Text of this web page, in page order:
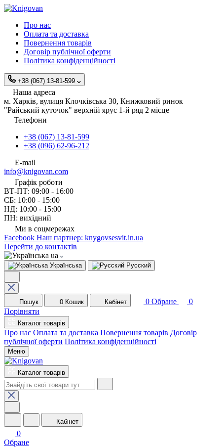
Про нас
Оплата та доставка
Повернення товарів
Договір публічної оферти
Політика конфіденційності
+38 (067) 13-81-599
Наша адреса
м. Харків, вулиця Клочківська 30, Книжковий ринок
"Райський куточок" верхній ярус 1-й ряд 2 місце
Телефони
+38 (067) 13-81-599
+38 (096) 62-96-212
E-mail
info@knigovan.com
Графік роботи
ВТ-ПТ: 09:00 - 16:00
СБ: 10:00 - 15:00
НД: 10:00 - 15:00
ПН: вихідний
Ми в соцмережах
Facebook Наш партнер: knygovsesvit.in.ua
Перейти до контактів
ua
Українська Русский
Пошук 0 Кошик Кабінет 0 Обране
0
Порівняти
Каталог товарів
Про нас Оплата та доставка Повернення товарів Договір
публічної оферти Політика конфіденційності
Меню
Каталог товарів
Кабінет
0
Обране